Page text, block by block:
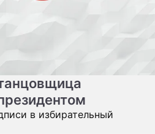
в избирательный